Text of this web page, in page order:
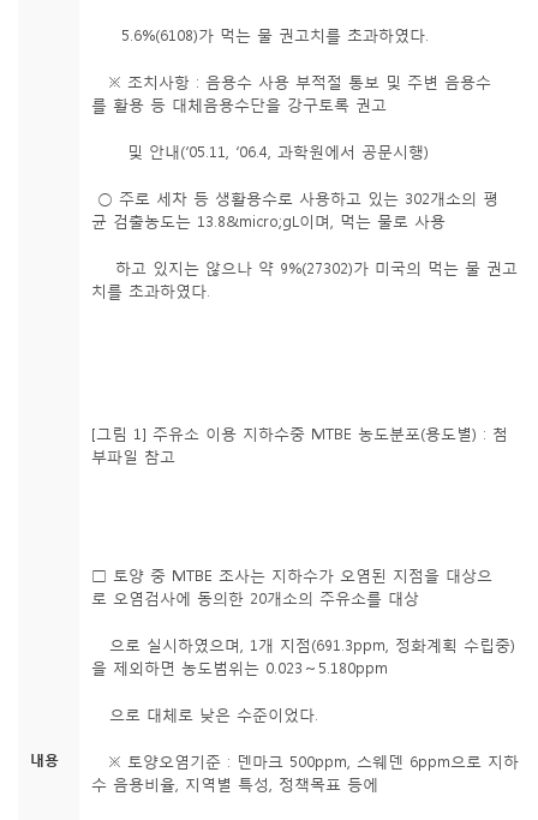
내용
5.6%(6108)가 먹는 물 권고치를 초과하였다.
※ 조치사항 : 음용수 사용 부적절 통보 및 주변 음용수
를 활용 등 대체음용수단을 강구토록 권고
및 안내(‘05.11, ’06.4, 과학원에서 공문시행)
○ 주로 세차 등 생활용수로 사용하고 있는 302개소의 평
균 검출농도는 13.8&micro;gL이며, 먹는 물로 사용
하고 있지는 않으나 약 9%(27302)가 미국의 먹는 물 권고
치를 초과하였다.
[그림 1] 주유소 이용 지하수중 MTBE 농도분포(용도별) : 첨
부파일 참고
□ 토양 중 MTBE 조사는 지하수가 오염된 지점을 대상으
로 오염검사에 동의한 20개소의 주유소를 대상
으로 실시하였으며, 1개 지점(691.3ppm, 정화계획 수립중)
을 제외하면 농도범위는 0.023～5.180ppm
으로 대체로 낮은 수준이었다.
※ 토양오염기준 : 덴마크 500ppm, 스웨덴 6ppm으로 지하
수 음용비율, 지역별 특성, 정책목표 등에